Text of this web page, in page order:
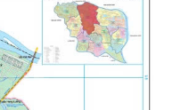
niêm yết công khai kết quả
THÀNH ỦY HẢI PHÒNG VỀ
MỚI SÁNG...